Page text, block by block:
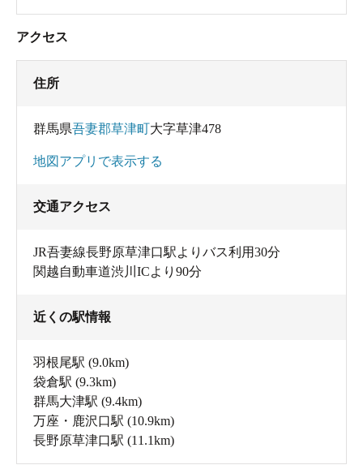
アクセス
住所
群馬県吾妻郡草津町大字草津478
地図アプリで表示する
交通アクセス
JR吾妻線長野原草津口駅よりバス利用30分
関越自動車道渋川ICより90分
近くの駅情報
羽根尾駅 (9.0km)
袋倉駅 (9.3km)
群馬大津駅 (9.4km)
万座・鹿沢口駅 (10.9km)
長野原草津口駅 (11.1km)